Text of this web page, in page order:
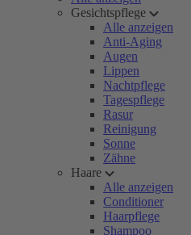
Gesichtspflege
Alle anzeigen
Anti-Aging
Augen
Lippen
Nachtpflege
Tagespflege
Rasur
Reinigung
Sonne
Zähne
Haare
Alle anzeigen
Conditioner
Haarpflege
Shampoo